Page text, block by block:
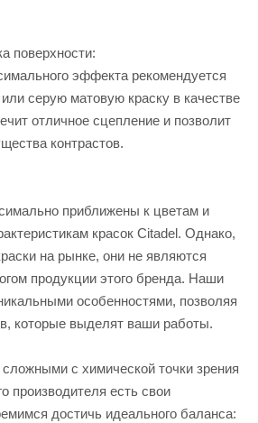
поверхности:
эффекта рекомендуется
серую матовую краску в качестве
отличное сцепление и позволит
контрастов.
приближены к цветам и
красок Citadel. Однако,
на рынке, они не являются
продукции этого бренда. Наши
особенностями, позволяя
которые выделят ваши работы.
с химической точки зрения
производителя есть свои
достичь идеального баланса: